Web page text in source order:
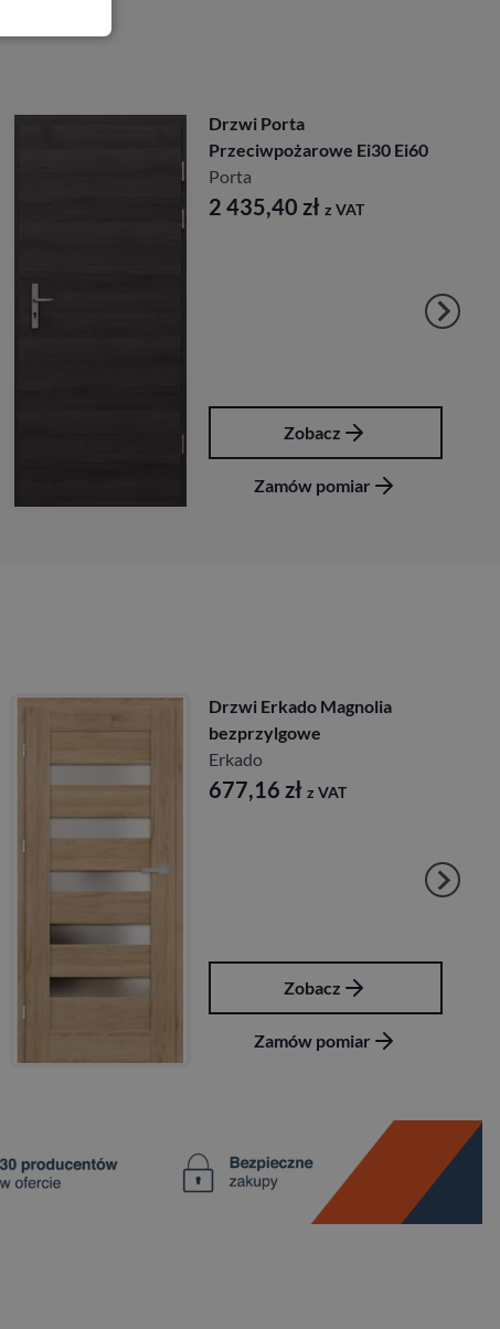
Przeciwpożarowe Ei30 Ei60
2 435,40 z VAT
Zobacz
Zamów pomiar
Drzwi Erkado Magnolia
bezprzylgowe
Erkado
677,16 zł z VAT
Zobacz
Zamów pomiar